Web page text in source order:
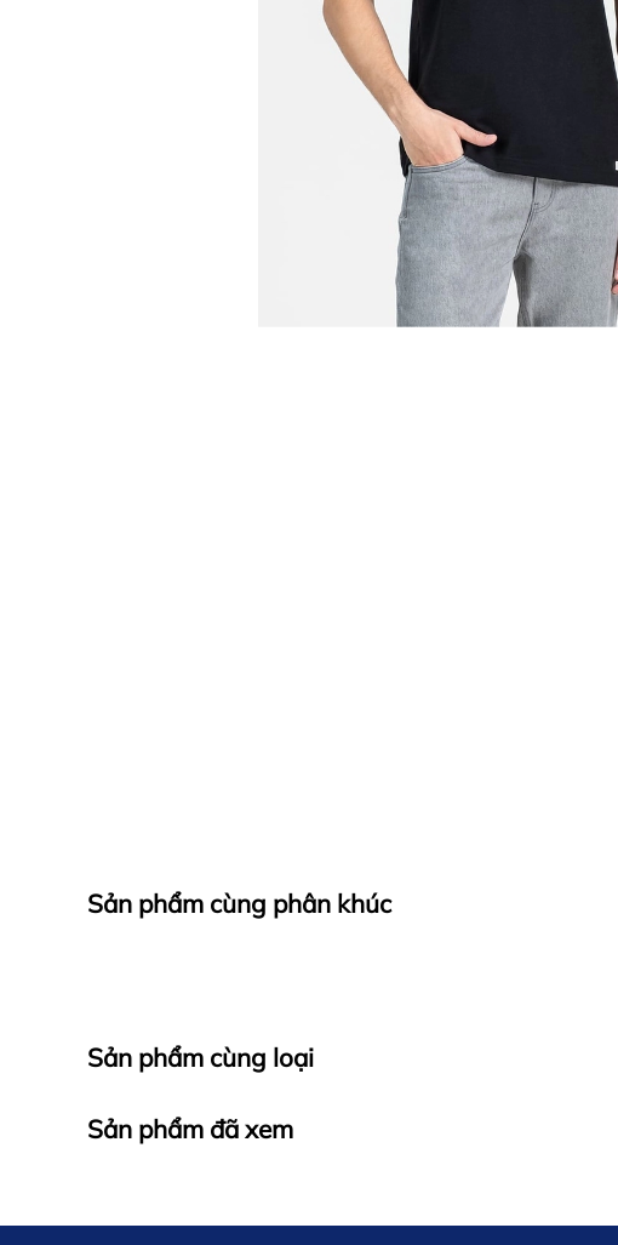
Sản phẩm cùng phân khúc
Sản phẩm cùng loại
Sản phẩm đã xem